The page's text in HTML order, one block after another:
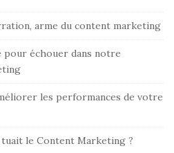
arme du content marketing
échouer dans notre
les performances de votre
le Content Marketing ?